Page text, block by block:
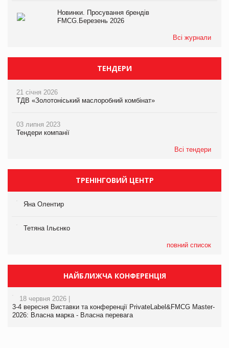
Новинки. Просування брендів
FMCG.Березень 2026
Всі журнали
ТЕНДЕРИ
21 січня 2026
ТДВ «Золотоніський маслоробний комбінат»
03 липня 2023
Тендери компанії
Всі тендери
ТРЕНІНГОВИЙ ЦЕНТР
Яна Олентир
Тетяна Ільєнко
повний список
НАЙБЛИЖЧА КОНФЕРЕНЦІЯ
18 червня 2026 |
3-4 вересня Виставки та конференції PrivateLabel&FMCG Master-
2026: Власна марка - Власна перевага